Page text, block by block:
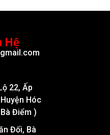
Hệ
22, Ấp
Hóc
Điểm )
Đối, Bà